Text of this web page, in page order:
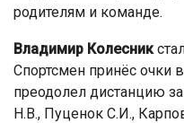
родителям и команде.
Владимир Колесник
Спортсмен принёс очки
преодолел дистанцию за
Н.В., Пуценок С.И.,